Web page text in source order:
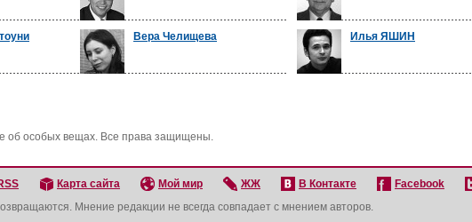
Вера Челищева Илья ЯШИН
об особых вещах. Все права защищены.
Карта сайта Мой мир ЖЖ В Контакте Facebook
Мнение редакции не всегда совпадает с мнением авторов.